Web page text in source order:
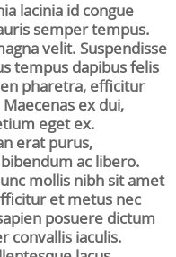
lacinia id congue
semper tempus.
velit. Suspendisse
tempus dapibus felis
pharetra, efficitur
ex dui,
eget ex.
erat purus,
ac libero.
mollis nibh sit amet
et metus nec
posuere dictum
convallis iaculis.